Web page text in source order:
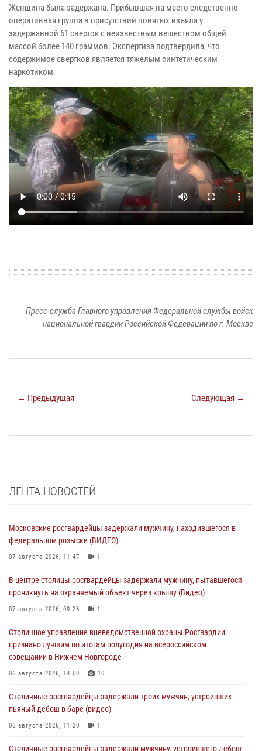
Женщина была задержана. Прибывшая на место следственно-
оперативная группа в присутствии понятых изъяла у
задержанной 61 сверток с неизвестным веществом общей
массой более 140 граммов. Экспертиза подтвердила, что
содержимое свертков является тяжелым синтетическим
наркотиком.
Пресс-служба Главного управления Федеральной службы войск
национальной гвардии Российской Федерации по г. Москве
← Предыдущая Следующая →
ЛЕНТА НОВОСТЕЙ
Московские росгвардейцы задержали мужчину, находившегося в
федеральном розыске (ВИДЕО)
07 августа 2026, 11:47 1
В центре столицы росгвардейцы задержали мужчину, пытавшегося
проникнуть на охраняемый объект через крышу (Видео)
07 августа 2026, 09:26 1
Столичное управление вневедомственной охраны Росгвардии
признано лучшим по итогам полугодия на всероссийском
совещании в Нижнем Новгороде
06 августа 2026, 14:59 10
Столичные росгвардейцы задержали троих мужчин, устроивших
пьяный дебош в баре (видео)
06 августа 2026, 11:20 1
Столичные росгвардейцы задержали мужчину, устроившего дебош